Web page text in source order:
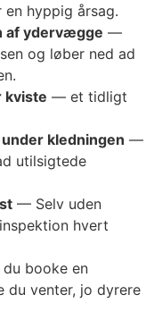
hyppig årsag.
af ydervægge —
og løber ned ad
kviste — et tidligt
kledningen —
utilsigtede
— Selv uden
hvert
booke en
venter, jo dyrere